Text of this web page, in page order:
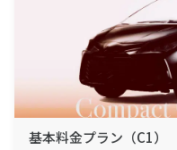
基本料金プラン（C1）